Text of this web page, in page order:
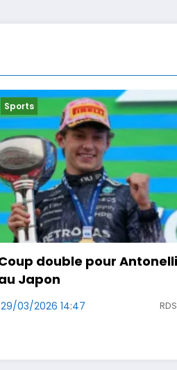
Sports
Le Maroc accroché pour la
première de Mo Ouahbi
29/03/2026 10:47 Walfoot.be